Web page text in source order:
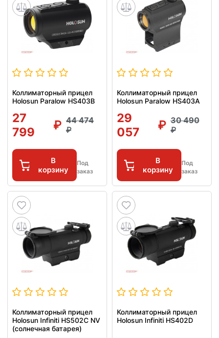
Коллиматорный прицел
Holosun Paralow HS403B
27
799
44 474
В
корзину
Под
заказ
Коллиматорный прицел
Holosun Paralow HS403A
29
057
30 490
В
корзину
Под
заказ
Коллиматорный прицел
Holosun Infiniti HS502C NV
(солнечная батарея)
Коллиматорный прицел
Holosun Infiniti HS402D